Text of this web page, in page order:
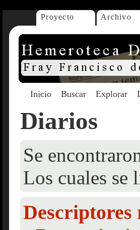
Proyecto Archivo
Inicio Buscar Explorar
Diarios
Se
Los cuales se
Descriptores